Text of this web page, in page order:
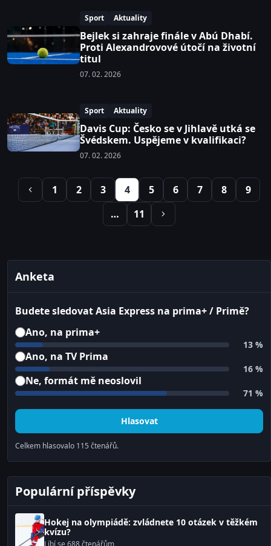
Sport Aktuality
Bejlek si zahraje finále v Abú Dhabí.
Proti Alexandrovové útočí na životní
titul
07. 02. 2026
Sport Aktuality
Davis Cup: Česko se v Jihlavě utká se
Švédskem. Uspějeme v kvalifikaci?
07. 02. 2026
1 2 3 4 5 6 7 8
9
…
11
Anketa
Budete sledovat Asia Express na prima+ / Primě?
Ano, na prima+
13 %
Ano, na TV Prima
16 %
Ne, formát mě neoslovil
71 %
Hlasovat
Celkem hlasovalo 115 čtenářů.
Populární příspěvky
Hokej na olympiádě: zvládnete 10 otázek v těžkém
kvízu?
Líbí se 688 čtenářům